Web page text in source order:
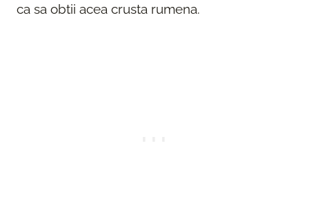
ca sa obtii acea crusta rumena.